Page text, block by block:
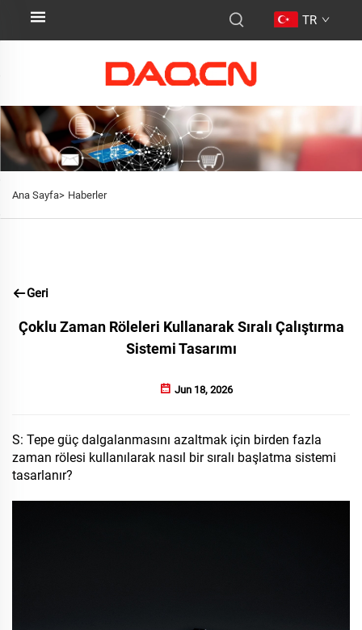
TR
Ana Sayfa> Haberler
Geri
Çoklu Zaman Röleleri Kullanarak Sıralı Çalıştırma
Sistemi Tasarımı
Jun 18, 2026
S: Tepe güç dalgalanmasını azaltmak için birden fazla
zaman rölesi kullanılarak nasıl bir sıralı başlatma sistemi
tasarlanır?